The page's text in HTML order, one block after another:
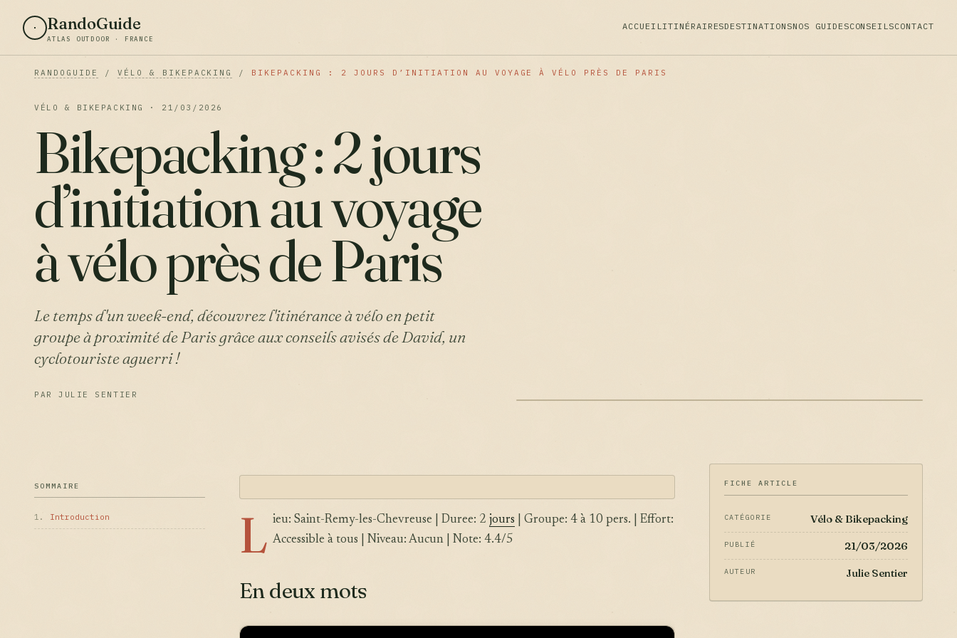
RandoGuide
ATLAS OUTDOOR · FRANCE
ACCUEILITINÉRAIRESDESTINATIONSNOS GUIDESCONSEILSCONTACT
RANDOGUIDE / VÉLO & BIKEPACKING / BIKEPACKING : 2 JOURS D’INITIATION AU VOYAGE À VÉLO PRÈS DE PARIS
VÉLO & BIKEPACKING · 21/03/2026
Bikepacking : 2 jours
d’initiation au voyage
à vélo près de Paris
Le temps d'un week-end, découvrez l'itinérance à vélo en petit
groupe à proximité de Paris grâce aux conseils avisés de David, un
cyclotouriste aguerri !
PAR JULIE SENTIER
SOMMAIRE
1. Introduction L ieu: Saint-Remy-les-Chevreuse | Duree: 2 jours | Groupe: 4 à 10 pers. | Effort:
Accessible à tous | Niveau: Aucun | Note: 4.4/5
En deux mots
FICHE ARTICLE
CATÉGORIE Vélo & Bikepacking
PUBLIÉ 21/03/2026
AUTEUR Julie Sentier